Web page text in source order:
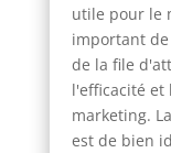
utile pour le
important
de la file
l'efficacité et
marketing.
est de bien